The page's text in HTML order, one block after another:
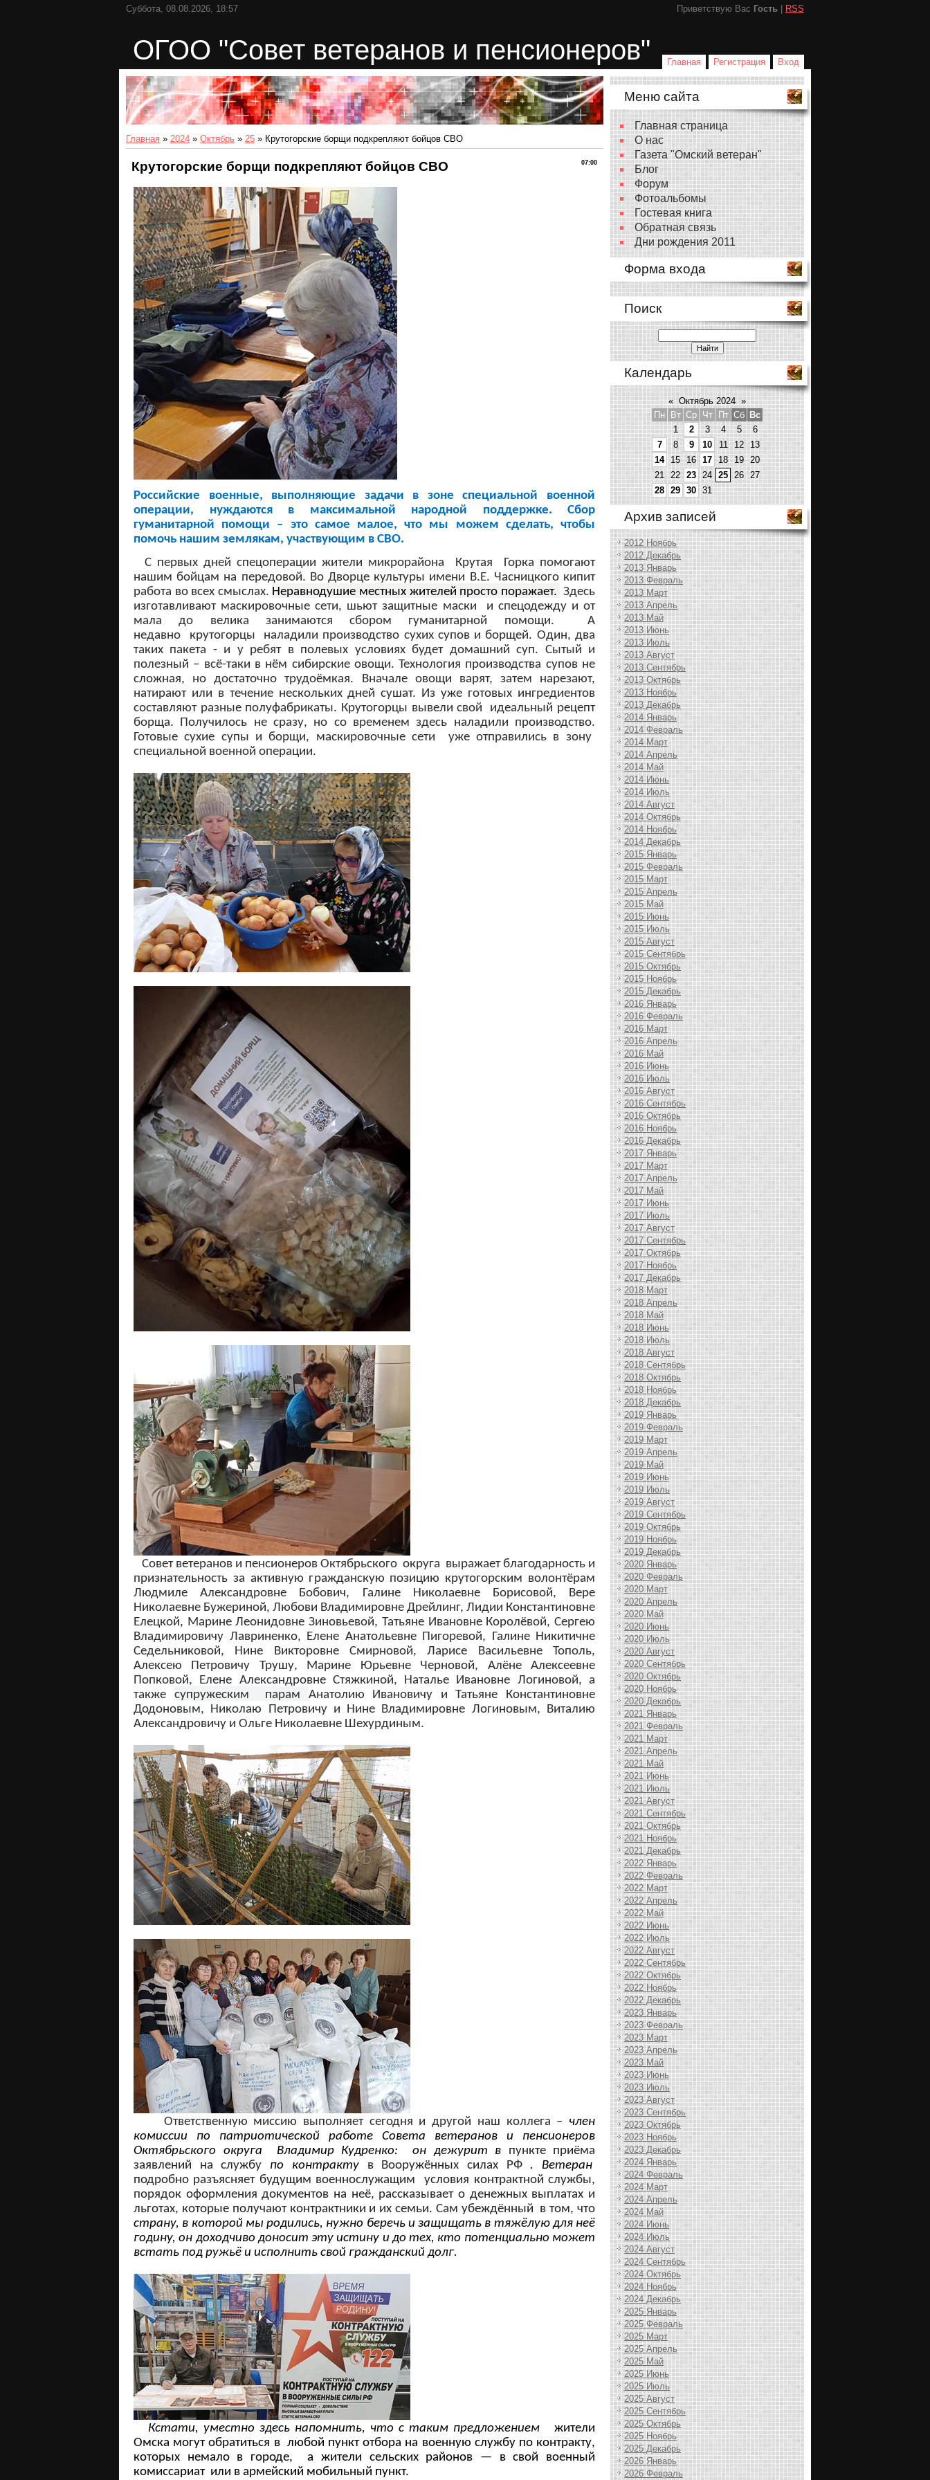
Суббота, 08.08.2026, 18:57 Приветствую Вас Гость RSS
ОГОО "Совет ветеранов и пенсионеров" Главная Регистрация Вход
Главная » 2024 » Октябрь » 25 » Крутогорские борщи подкрепляют бойцов СВО
07:00
Крутогорские борщи подкрепляют бойцов СВО
Российские военные, выполняющие задачи в зоне специальной военной
операции, нуждаются в максимальной народной поддержке. Сбор
гуманитарной помощи – это самое малое, что мы можем сделать, чтобы
помочь нашим землякам, участвующим в СВО.
С первых дней спецоперации жители микрорайона Крутая Горка помогают
нашим бойцам на передовой. Во Дворце культуры имени В.Е. Часницкого кипит
работа во всех смыслах. Неравнодушие местных жителей просто поражает. Здесь
изготавливают маскировочные сети, шьют защитные маски и спецодежду и от
мала до велика занимаются сбором гуманитарной помощи. А
недавно крутогорцы наладили производство сухих супов и борщей. Один, два
таких пакета - и у ребят в полевых условиях будет домашний суп. Сытый и
полезный – всё-таки в нём сибирские овощи. Технология производства супов не
сложная, но достаточно трудоёмкая. Вначале овощи варят, затем нарезают,
натирают или в течение нескольких дней сушат. Из уже готовых ингредиентов
составляют разные полуфабрикаты. Крутогорцы вывели свой идеальный рецепт
борща. Получилось не сразу, но со временем здесь наладили производство.
Готовые сухие супы и борщи, маскировочные сети уже отправились в зону
специальной военной операции.
Совет ветеранов и пенсионеров Октябрьского округа выражает благодарность и
признательность за активную гражданскую позицию крутогорским волонтёрам
Людмиле Александровне Бобович, Галине Николаевне Борисовой, Вере
Николаевне Бужериной, Любови Владимировне Дрейлинг, Лидии Константиновне
Елецкой, Марине Леонидовне Зиновьевой, Татьяне Ивановне Королёвой, Сергею
Владимировичу Лавриненко, Елене Анатольевне Пигоревой, Галине Никитичне
Седельниковой, Нине Викторовне Смирновой, Ларисе Васильевне Тополь,
Алексею Петровичу Трушу, Марине Юрьевне Черновой, Алёне Алексеевне
Попковой, Елене Александровне Стяжкиной, Наталье Ивановне Логиновой, а
также
супружеским парам Анатолию Ивановичу и Татьяне Константиновне
Додоновым, Николаю Петровичу и Нине Владимировне Логиновым, Виталию
Александровичу и Ольге Николаевне Шехурдиным.
Ответственную миссию выполняет сегодня и другой наш коллега – член
комиссии по патриотической работе Совета ветеранов и пенсионеров
Октябрьского округа Владимир Кудренко: он дежурит в пункте приёма
заявлений на службу по контрактув Вооружённых силах РФ
. Ветеран
подробно разъясняет будущим военнослужащим условия контрактной службы,
порядок оформления документов на неё, рассказывает о денежных выплатах и
льготах, которые получают контрактники и их семьи. Сам убеждённый в том, что
страну, в которой мы родились, нужно беречь и защищать в тяжёлую для неё
годину, он доходчиво доносит эту истину и до тех, кто потенциально может
встать под ружьё и исполнить свой гражданский долг.
Кстати, уместно здесь напомнить, что с таким предложением жители
Омска могут обратиться в любой пункт отбора на военную службу по контракту,
которых немало в городе, а жители сельских районов — в свой военный
комиссариат или в армейский мобильный пункт.
Меню сайта
Главная страница
О нас
Газета "Омский ветеран"
Блог
Форум
Фотоальбомы
Гостевая книга
Обратная связь
Дни рождения 2011
Форма входа
Поиск
Календарь
« Октябрь 2024 »
Пн
Вт Ср Чт Пт Сб Вс
1
2 3 4 5
6
7
8 9 10 11 12
13
14 15 16 17 18 19 20
21 22 23 24 25 26 27
28 29 30 31
Архив записей
2012 Ноябрь
2012 Декабрь
2013 Январь
2013 Февраль
2013 Март
2013 Апрель
2013 Май
2013 Июнь
2013 Июль
2013 Август
2013 Сентябрь
2013 Октябрь
2013 Ноябрь
2013 Декабрь
2014 Январь
2014 Февраль
2014 Март
2014 Апрель
2014 Май
2014 Июнь
2014 Июль
2014 Август
2014 Октябрь
2014 Ноябрь
2014 Декабрь
2015 Январь
2015 Февраль
2015 Март
2015 Апрель
2015 Май
2015 Июнь
2015 Июль
2015 Август
2015 Сентябрь
2015 Октябрь
2015 Ноябрь
2015 Декабрь
2016 Январь
2016 Февраль
2016 Март
2016 Апрель
2016 Май
2016 Июнь
2016 Июль
2016 Август
2016 Сентябрь
2016 Октябрь
2016 Ноябрь
2016 Декабрь
2017 Январь
2017 Март
2017 Апрель
2017 Май
2017 Июнь
2017 Июль
2017 Август
2017 Сентябрь
2017 Октябрь
2017 Ноябрь
2017 Декабрь
2018 Март
2018 Апрель
2018 Май
2018 Июнь
2018 Июль
2018 Август
2018 Сентябрь
2018 Октябрь
2018 Ноябрь
2018 Декабрь
2019 Январь
2019 Февраль
2019 Март
2019 Апрель
2019 Май
2019 Июнь
2019 Июль
2019 Август
2019 Сентябрь
2019 Октябрь
2019 Ноябрь
2019 Декабрь
2020 Январь
2020 Февраль
2020 Март
2020 Апрель
2020 Май
2020 Июнь
2020 Июль
2020 Август
2020 Сентябрь
2020 Октябрь
2020 Ноябрь
2020 Декабрь
2021 Январь
2021 Февраль
2021 Март
2021 Апрель
2021 Май
2021 Июнь
2021 Июль
2021 Август
2021 Сентябрь
2021 Октябрь
2021 Ноябрь
2021 Декабрь
2022 Январь
2022 Февраль
2022 Март
2022 Апрель
2022 Май
2022 Июнь
2022 Июль
2022 Август
2022 Сентябрь
2022 Октябрь
2022 Ноябрь
2022 Декабрь
2023 Январь
2023 Февраль
2023 Март
2023 Апрель
2023 Май
2023 Июнь
2023 Июль
2023 Август
2023 Сентябрь
2023 Октябрь
2023 Ноябрь
2023 Декабрь
2024 Январь
2024 Февраль
2024 Март
2024 Апрель
2024 Май
2024 Июнь
2024 Июль
2024 Август
2024 Сентябрь
2024 Октябрь
2024 Ноябрь
2024 Декабрь
2025 Январь
2025 Февраль
2025 Март
2025 Апрель
2025 Май
2025 Июнь
2025 Июль
2025 Август
2025 Сентябрь
2025 Октябрь
2025 Ноябрь
2025 Декабрь
2026 Январь
2026 Февраль